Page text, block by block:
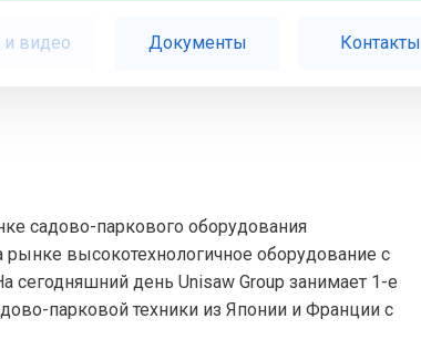
и видео Документы Контакты
садово-паркового оборудования
рынке высокотехнологичное оборудование с
сегодняшний день Unisaw Group занимает 1-е
парковой техники из Японии и Франции с